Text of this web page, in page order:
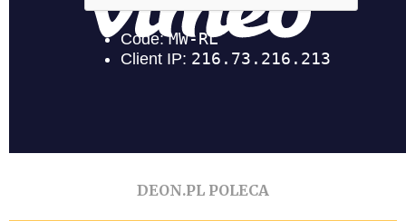
DEON.PL POLECA